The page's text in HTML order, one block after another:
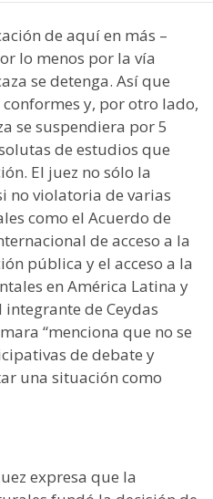
de aquí en más –
lo menos por la vía
se detenga. Así que
y, por otro lado,
se suspendiera por 5
de estudios que
El juez no sólo la
no violatoria de varias
como el Acuerdo de
de acceso a la
pública y el acceso a la
en América Latina y
integrante de Ceydas
“menciona que no se
de debate y
una situación como
expresa que la